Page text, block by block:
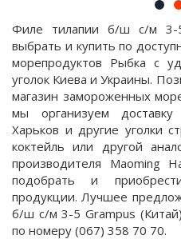
Филе тилапии б/ш с/м 3-
выбрать и купить по
морепродуктов Рыбка с
уголок Киева и Украины.
магазин замороженных
мы организуем
Харьков и другие уголки
коктейль или другой
производителя Maoming
подобрать и
продукции. Лучшее
б/ш с/м 3-5 Grampus
по номеру (067) 358 70 70.